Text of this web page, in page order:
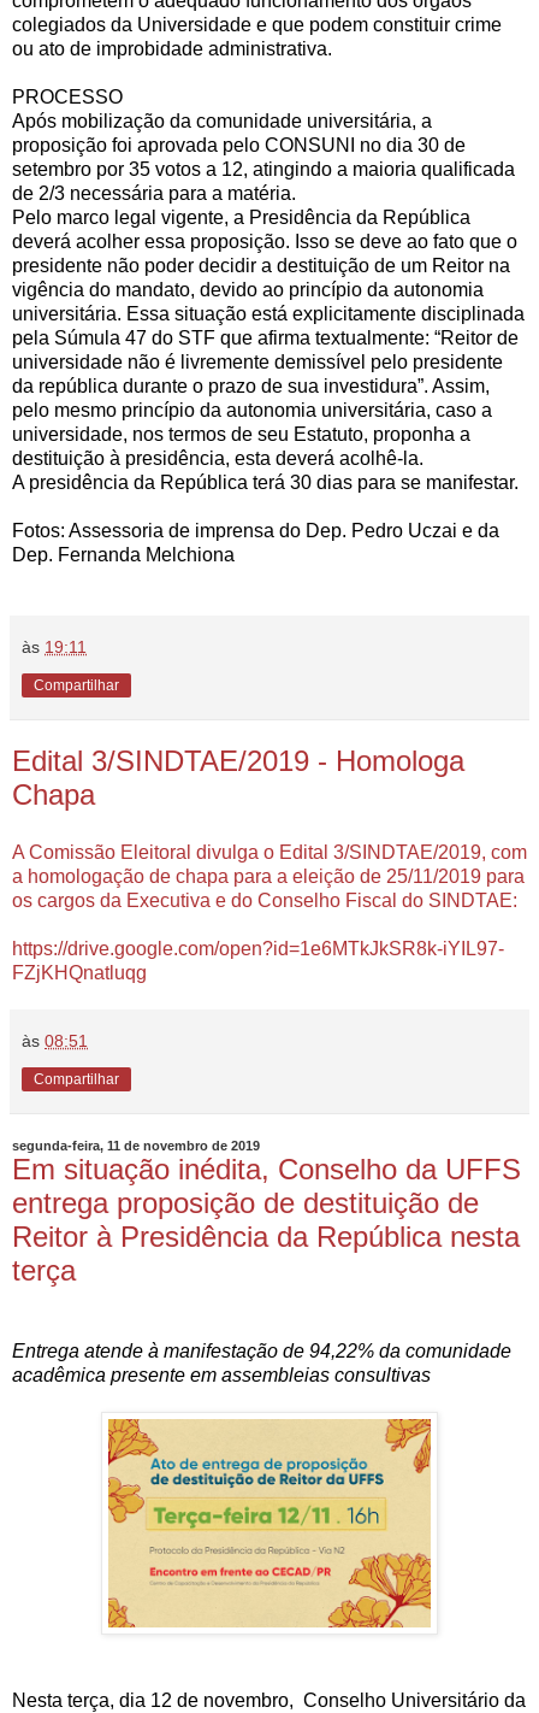
colegiados da Universidade e que podem constituir crime
ou ato de improbidade administrativa.
PROCESSO
Após mobilização da comunidade universitária, a
proposição foi aprovada pelo CONSUNI no dia 30 de
setembro por 35 votos a 12, atingindo a maioria qualificada
de 2/3 necessária para a matéria.
Pelo marco legal vigente, a Presidência da República
deverá acolher essa proposição. Isso se deve ao fato que o
presidente não poder decidir a destituição de um Reitor na
vigência do mandato, devido ao princípio da autonomia
universitária. Essa situação está explicitamente disciplinada
pela Súmula 47 do STF que afirma textualmente: “Reitor de
universidade não é livremente demissível pelo presidente
da república durante o prazo de sua investidura”. Assim,
pelo mesmo princípio da autonomia universitária, caso a
universidade, nos termos de seu Estatuto, proponha a
destituição à presidência, esta deverá acolhê-la.
A presidência da República terá 30 dias para se manifestar.
Fotos: Assessoria de imprensa do Dep. Pedro Uczai e da
Dep. Fernanda Melchiona
às 19:11
Compartilhar
Edital 3/SINDTAE/2019 - Homologa
Chapa
A Comissão Eleitoral divulga o Edital 3/SINDTAE/2019, com
a homologação de chapa para a eleição de 25/11/2019 para
os cargos da Executiva e do Conselho Fiscal do SINDTAE:
https://drive.google.com/open?id=1e6MTkJkSR8k-iYIL97-
FZjKHQnatluqg
às 08:51
Compartilhar
segunda-feira, 11 de novembro de 2019
Em situação inédita, Conselho da UFFS
entrega proposição de destituição de
Reitor à Presidência da República nesta
terça
Entrega atende à manifestação de 94,22% da comunidade
acadêmica presente em assembleias consultivas
Nesta terça, dia 12 de novembro, Conselho Universitário da